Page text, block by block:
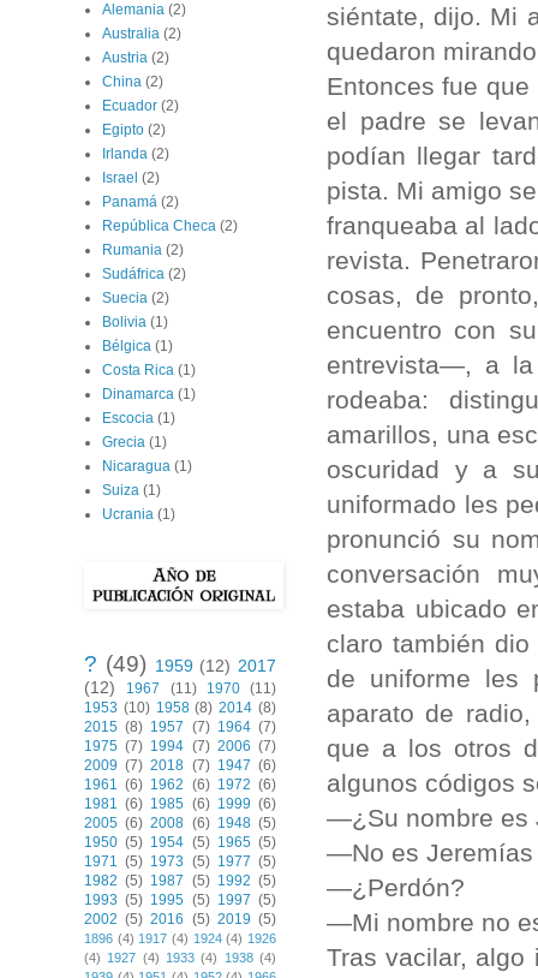
siéntate, dijo. Mi
quedaron
Entonces fue
el padre se
podían llegar
pista. Mi amigo
franqueaba al
revista.
cosas, de
encuentro con
entrevista—, a
rodeaba:
amarillos, una
oscuridad y a
uniformado les
pronunció su
conversación
estaba ubicado
claro también
de uniforme les
aparato de
que a los otros
algunos códigos
—¿Su nombre es
—No es
—¿Perdón?
—Mi nombre no
Tras vacilar, algo
Alemania (2)
Australia (2)
Austria (2)
China (2)
Ecuador (2)
Egipto (2)
Irlanda (2)
Israel (2)
Panamá (2)
República Checa (2)
Rumania (2)
Sudáfrica (2)
Suecia (2)
Bolivia (1)
Bélgica (1)
Costa Rica (1)
Dinamarca (1)
Escocia (1)
Grecia (1)
Nicaragua (1)
Suiza (1)
Ucrania (1)
? (49) 1959 (12) 2017
(12)
1967 (11) 1970 (11)
1953 (10) 1958 (8) 2014 (8)
2015 (8) 1957 (7) 1964 (7)
1975 (7) 1994 (7) 2006 (7)
2009 (7) 2018 (7) 1947 (6)
1961 (6) 1962 (6) 1972 (6)
1981 (6) 1985 (6) 1999 (6)
2005 (6) 2008 (6) 1948 (5)
1950 (5) 1954 (5) 1965 (5)
1971 (5) 1973 (5) 1977 (5)
1982 (5) 1987 (5) 1992 (5)
1993 (5) 1995 (5) 1997 (5)
2002 (5) 2016 (5) 2019 (5)
1896 (4) 1917 (4) 1924 (4) 1926
(4) 1927 (4) 1933 (4) 1938 (4)